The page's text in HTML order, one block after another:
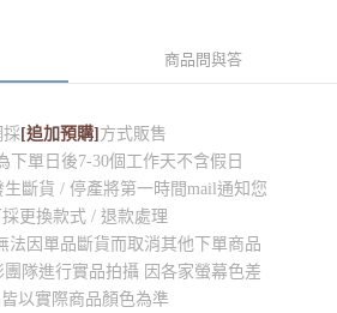
商品問與答
採[追加預購]方式販售
下單日後7-30個工作天不含假日
斷貨 / 停產將第一時間mail通知您
採更換款式 / 退款處理
法因單品斷貨而取消其他下單商品
隊進行實品拍攝 因各家螢幕色差
以實際商品顏色為準